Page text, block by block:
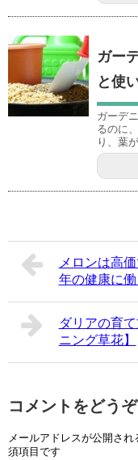
ガー
と使
ガーデ
るのに
り、葉
メロンは高
年の健康に働
ダリアの育
ニング草花】
コメントをどうぞ
メールアドレスが公開され
須項目です